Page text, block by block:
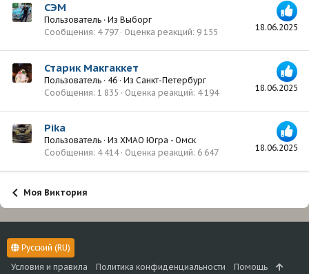
18.06.2025
СЭМ
Пользователь · Из Выборг
Сообщения 4 797 Оценка реакций 9 155
18.06.2025
Старик Макгаккет
Пользователь · 46 · Из Санкт-Петербург
Сообщения 1 835 Оценка реакций 4 194
18.06.2025
Pika
Пользователь · Из ХМАО Югра - Омск
Сообщения 4 414 Оценка реакций 6 647
Моя Виктория
Русский (RU)
Условия и правила
Политика конфиденциальности Помощь